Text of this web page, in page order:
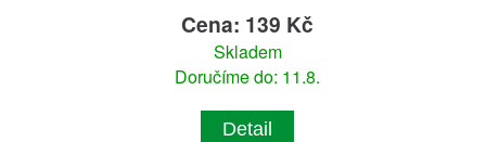
Cena: 139 Kč
Skladem
Doručíme do: 11.8.
Detail